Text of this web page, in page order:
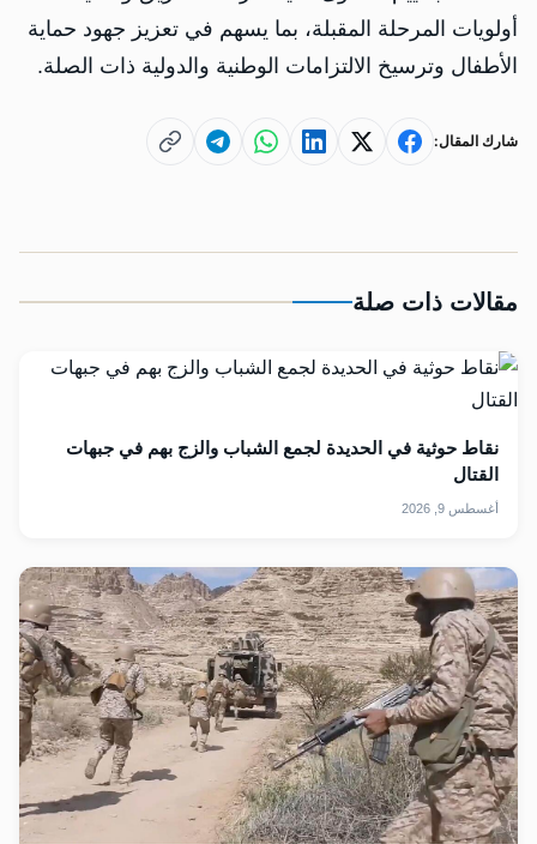
أولويات المرحلة المقبلة، بما يسهم في تعزيز جهود حماية
الأطفال وترسيخ الالتزامات الوطنية والدولية ذات الصلة.
شارك المقال:
مقالات ذات صلة
نقاط حوثية في الحديدة لجمع الشباب والزج بهم في جبهات
القتال
أغسطس 9, 2026